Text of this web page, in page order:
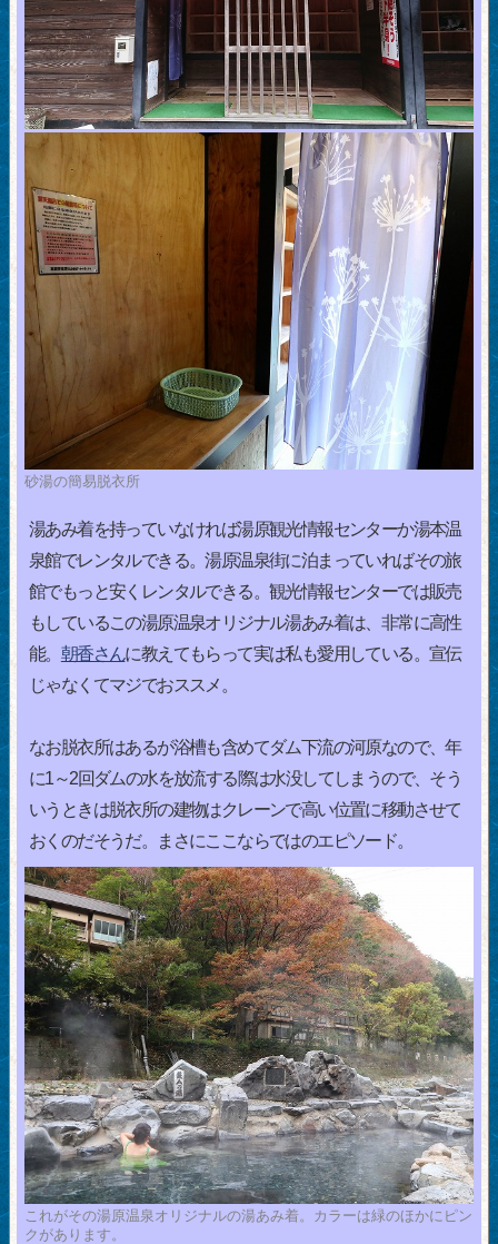
砂湯の簡易脱衣所
湯あみ着を持っていなければ湯原観光情報センターか湯本温
泉館でレンタルできる。湯原温泉街に泊まっていればその旅
館でもっと安くレンタルできる。観光情報センターでは販売
もしているこの湯原温泉オリジナル湯あみ着は、非常に高性
能。 朝香さんに教えてもらって実は私も愛用している。宣伝
じゃなくてマジでおススメ。
なお脱衣所はあるが浴槽も含めてダム下流の河原なので、年
に1～2回ダムの水を放流する際は水没してしまうので、そう
いうときは脱衣所の建物はクレーンで高い位置に移動させて
おくのだそうだ。まさにここならではのエピソード。
これがその湯原温泉オリジナルの湯あみ着。カラーは緑のほかにピン
クがあります。